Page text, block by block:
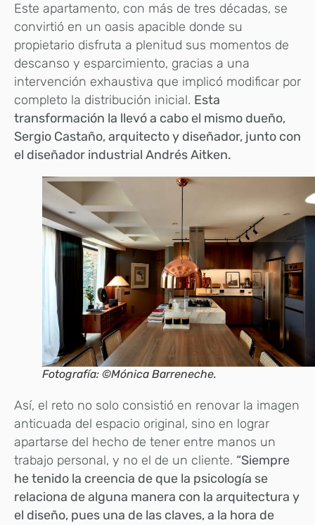
Este apartamento, con más de tres décadas, se
convirtió en un oasis apacible donde su
propietario disfruta a plenitud sus momentos de
descanso y esparcimiento, gracias a una
intervención exhaustiva que implicó modificar por
completo la distribución inicial. Esta
transformación la llevó a cabo el mismo dueño,
Sergio Castaño, arquitecto y diseñador, junto con
el diseñador industrial Andrés Aitken.
Fotografía: ©Mónica Barreneche.
Así, el reto no solo consistió en renovar la imagen
anticuada del espacio original, sino en lograr
apartarse del hecho de tener entre manos un
trabajo personal, y no el de un cliente. “Siempre
he tenido la creencia de que la psicología se
relaciona de alguna manera con la arquitectura y
el diseño, pues una de las claves, a la hora de